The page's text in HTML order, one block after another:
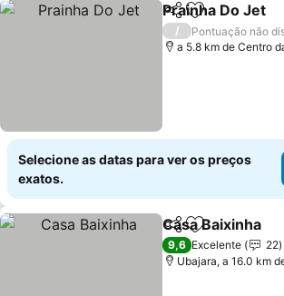
PartilharAdicionar
Prainha Do Jet
/
Pontuação não
a 5.8 km de Centro
Selecione as datas para ver os preços
exatos.
PartilharAdicionar
Casa Baixinha
9,6 Excelente
22
Ubajara, a 16.0 km